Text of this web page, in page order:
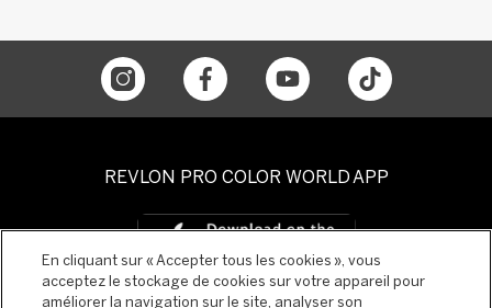
REVLON PRO COLOR WORLD APP
En cliquant sur « Accepter tous les cookies », vous
acceptez le stockage de cookies sur votre appareil pour
améliorer la navigation sur le site, analyser son